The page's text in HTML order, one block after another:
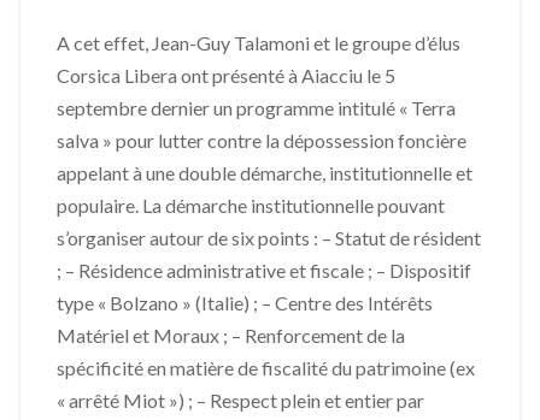
A cet effet, Jean-Guy Talamoni et le groupe d’élus
Corsica Libera ont présenté à Aiacciu le 5
septembre dernier un programme intitulé « Terra
salva » pour lutter contre la dépossession foncière
appelant à une double démarche, institutionnelle et
populaire. La démarche institutionnelle pouvant
s’organiser autour de six points : – Statut de résident
; – Résidence administrative et fiscale ; – Dispositif
type « Bolzano » (Italie) ; – Centre des Intérêts
Matériel et Moraux ; – Renforcement de la
spécificité en matière de fiscalité du patrimoine (ex
« arrêté Miot ») ; – Respect plein et entier par